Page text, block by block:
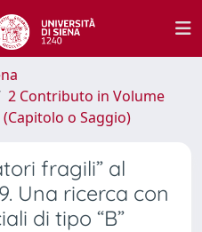
2 Contributo in Volume
o Saggio)
fragili” al
Una ricerca con
di tipo “B”